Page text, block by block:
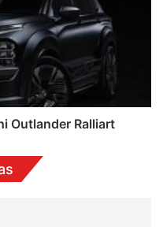
Outlander Ralliart